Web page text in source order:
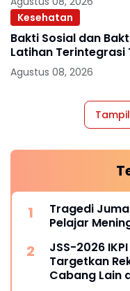
Kesehatan
Bakti Sosial dan
Latihan Terintegrasi
Agustus 08, 2026
Tragedi
Pelajar
JSS-2026
Targetkan
Cabang Lain